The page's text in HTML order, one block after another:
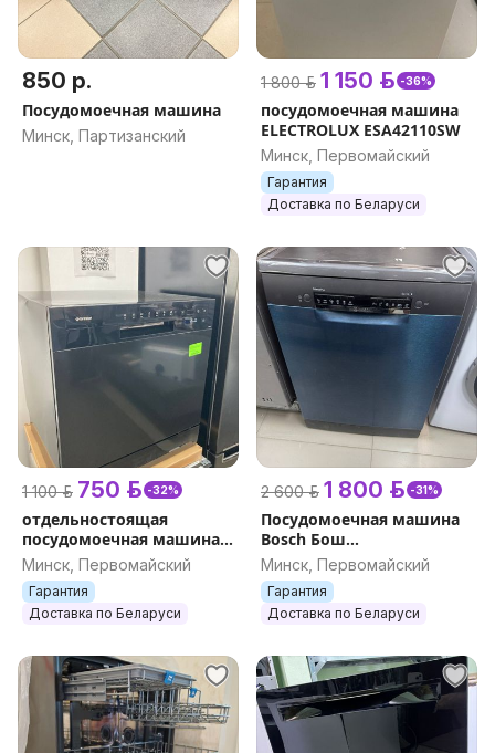
850 р.
Посудомоечная машина
Минск, Партизанский
1 800 р. 1 150 р. -36%
посудомоечная машина
ELECTROLUX ESA42110SW
Минск, Первомайский
Гарантия
Доставка по Беларуси
1 100 р. 750 р. -32%
отдельностоящая
посудомоечная машина
GRESSEL UPB501
Минск, Первомайский
Гарантия
Доставка по Беларуси
2 600 р. 1 800 р. -31%
Посудомоечная машина
Bosch Бош
отдельностоящая черная
серебристая Serie 4
SMS4ENC06E
Минск, Первомайский
Гарантия
Доставка по Беларуси